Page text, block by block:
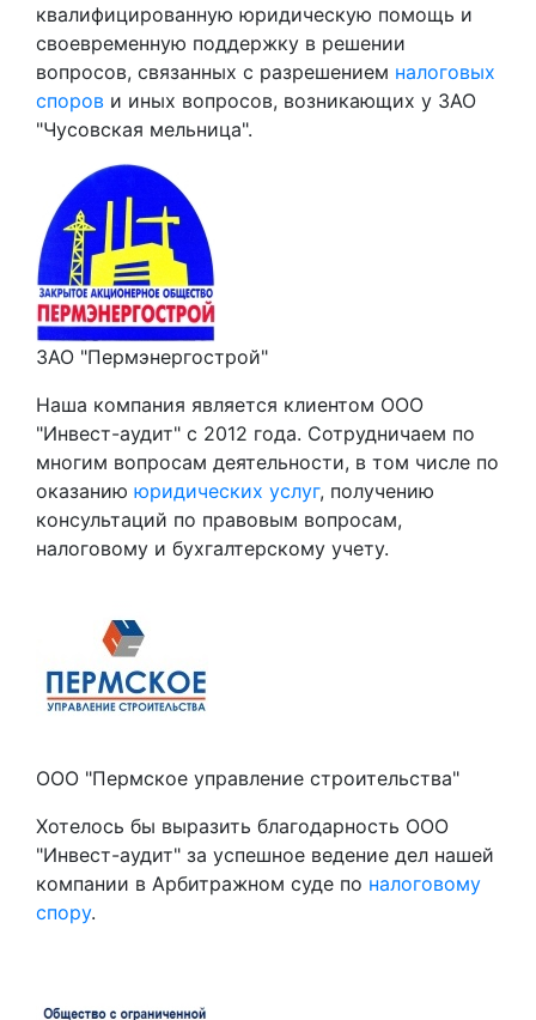
квалифицированную юридическую помощь и
своевременную поддержку в решении
вопросов, связанных с разрешением налоговых
споров и иных вопросов, возникающих у ЗАО
"Чусовская мельница".
ЗАО "Пермэнергострой"
Наша компания является клиентом ООО
"Инвест-аудит" с 2012 года. Сотрудничаем по
многим вопросам деятельности, в том числе по
оказанию юридических услуг, получению
консультаций по правовым вопросам,
налоговому и бухгалтерскому учету.
ООО "Пермское управление строительства"
Хотелось бы выразить благодарность ООО
"Инвест-аудит" за успешное ведение дел нашей
компании в Арбитражном суде по налоговому
спору.